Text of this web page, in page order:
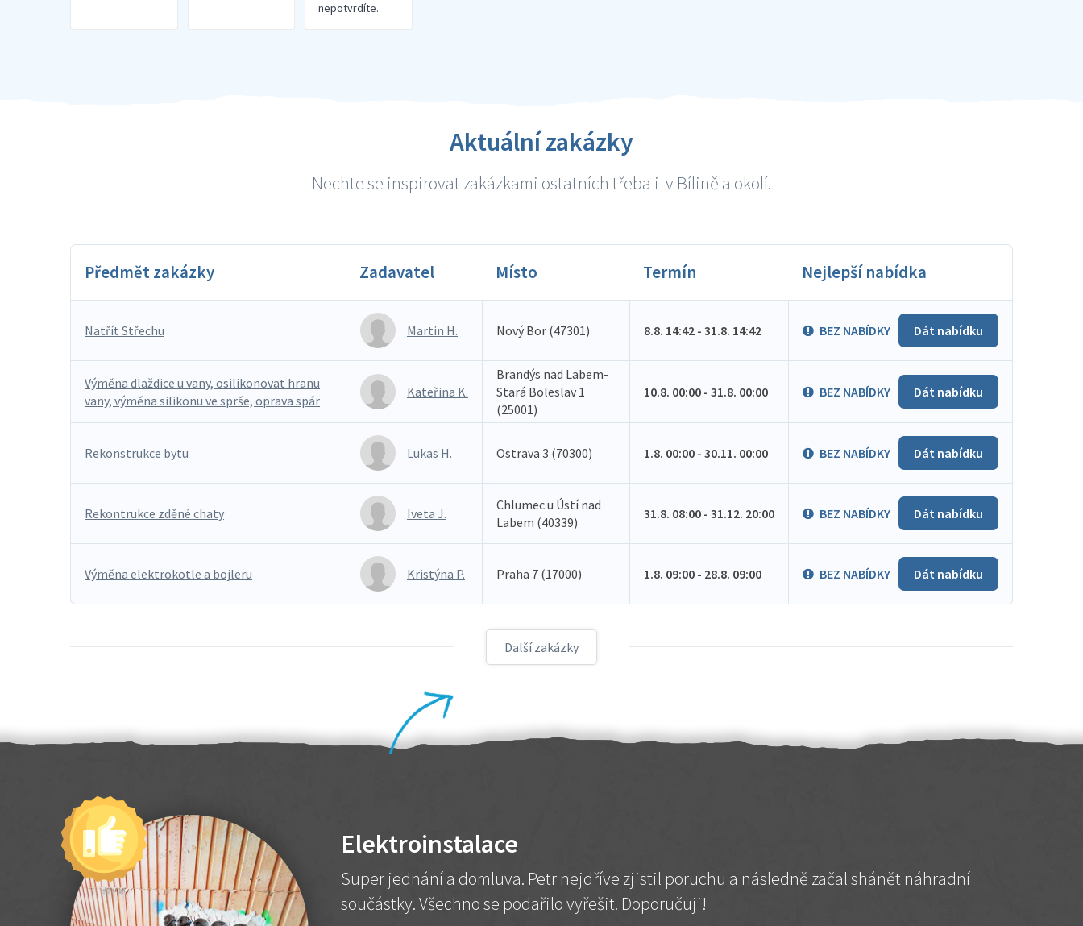
nepotvrdíte.
Aktuální zakázky
Nechte se inspirovat zakázkami ostatních třeba i v Bílině a okolí.
Předmět zakázky Zadavatel Místo Termín Nejlepší nabídka
Natřít Střechu Martin H. Nový Bor (47301) 8.8. 14:42 - 31.8. 14:42 BEZ NABÍDKY Dát nabídku
Výměna dlaždice u vany, osilikonovat hranu
vany, výměna silikonu ve sprše, oprava spár
Kateřina K.
Brandýs nad Labem-
Stará Boleslav 1
(25001)
10.8. 00:00 - 31.8. 00:00 BEZ NABÍDKY Dát nabídku
Rekonstrukce bytu Lukas H. Ostrava 3 (70300) 1.8. 00:00 - 30.11. 00:00 BEZ NABÍDKY Dát nabídku
Rekontrukce zděné chaty Iveta J.
Chlumec u Ústí nad
Labem (40339)
31.8. 08:00 - 31.12. 20:00 BEZ NABÍDKY Dát nabídku
Výměna elektrokotle a bojleru Kristýna P. Praha 7 (17000) 1.8. 09:00 - 28.8. 09:00 BEZ NABÍDKY Dát nabídku
Další zakázky
Elektroinstalace
Super jednání a domluva. Petr nejdříve zjistil poruchu a následně začal shánět náhradní
součástky. Všechno se podařilo vyřešit. Doporučuji!